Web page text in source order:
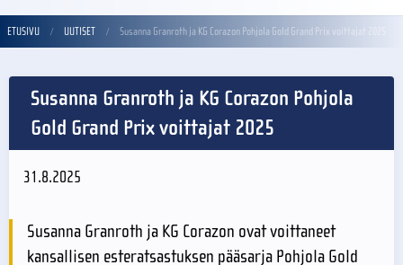
ETUSIVU UUTISET Susanna Granroth ja KG Corazon Pohjola Gold Grand Prix voittajat 2025
Susanna Granroth ja KG Corazon Pohjola
Gold Grand Prix voittajat 2025
31.8.2025
Susanna Granroth ja KG Corazon ovat voittaneet
kansallisen esteratsastuksen pääsarja Pohjola Gold